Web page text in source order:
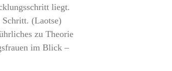
liegt.
Schritt. (Laotse)
zu Theorie
im Blick –